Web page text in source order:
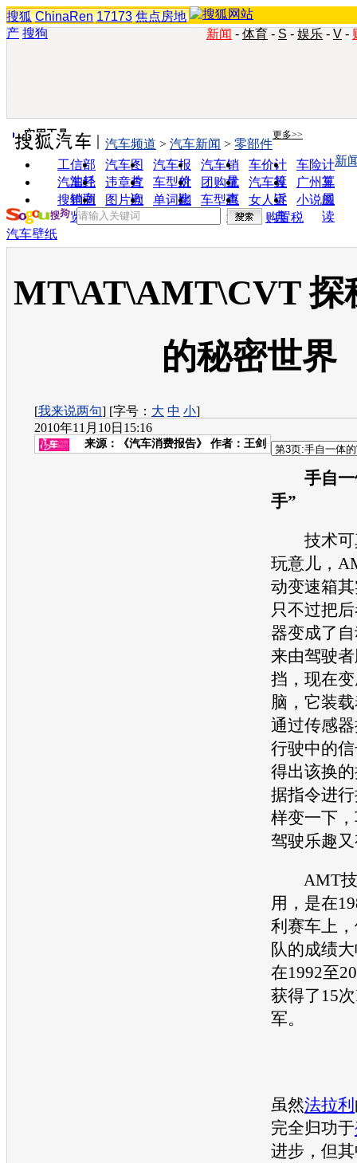
搜狐 ChinaRen 17173 焦点房地
产 搜狗 新闻 - 体育 - S - 娱乐 - V -
实用工具 更多>>
工信部
油耗
汽车图
片
汽车报
价
汽车销
量
车价计
算
车险计
算
汽车经
销商
违章查
询
车型对
比
团购优
惠
汽车投
诉
广州车
展
搜狗浏
览器
图片欣
赏
单词翻
车型查
询
女人宝
典
小说阅
读
汽车频道 > 汽车新闻 > 零部件
新
购置税
汽车壁纸
MT\AT\AMT\CVT 探
的秘密世界
[我来说两句] [字号： 大 中 小]
2010年11月10日15:16
来源： 《汽车消费报告》 作者：王剑
手自一
手”
技术可
玩意儿，
动变速箱
只不过把
器变成了
来由驾驶
挡，现在
脑，它装
通过传感
行驶中的
得出该换
据指令进
样变一下
驾驶乐趣
AMT技
用，是在
利 赛车上
队的成绩
在1992至
获得了15
军。
虽然法拉利
完全归功于
进步，但